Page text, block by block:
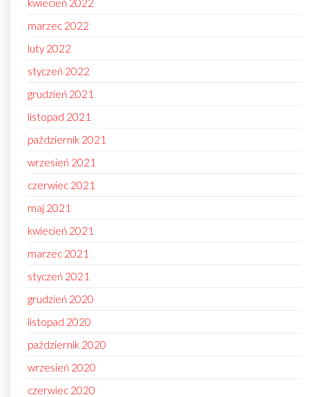
kwiecień 2022
marzec 2022
luty 2022
styczeń 2022
grudzień 2021
listopad 2021
październik 2021
wrzesień 2021
czerwiec 2021
maj 2021
kwiecień 2021
marzec 2021
styczeń 2021
grudzień 2020
listopad 2020
październik 2020
wrzesień 2020
czerwiec 2020